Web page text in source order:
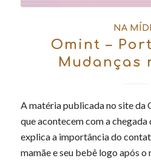
NA
Omint –
Mudanças
A matéria publicada no site da
que acontecem com a chegada
explica a importância do
mamãe e seu bebê logo após